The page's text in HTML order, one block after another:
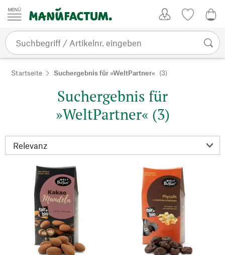
Zum Inhalt springen
Startseite Suchergebnis für »WeltPartner« (3)
Suchergebnis für
»WeltPartner« (3)